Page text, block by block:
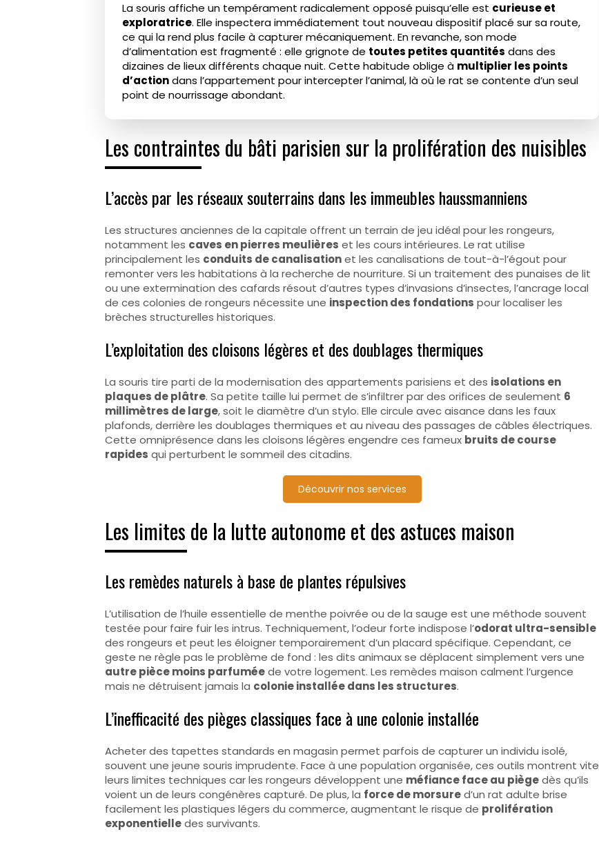
La souris affiche un tempérament radicalement opposé puisqu’elle est curieuse et
exploratrice. Elle inspectera immédiatement tout nouveau dispositif placé sur sa route,
ce qui la rend plus facile à capturer mécaniquement. En revanche, son mode
d’alimentation est fragmenté : elle grignote de toutes petites quantités dans des
dizaines de lieux différents chaque nuit. Cette habitude oblige à multiplier les points
d’actiondans l’appartement pour intercepter l’animal, là où le rat se contente d’un seul
point de nourrissage abondant.
Les contraintes du bâti parisien sur la prolifération des nuisibles
L’accès par les réseaux souterrains dans les immeubles haussmanniens
Les structures anciennes de la capitale offrent un terrain de jeu idéal pour les rongeurs,
notamment les caves en pierres meulières et les cours intérieures. Le rat utilise
principalement les conduits de canalisationet les canalisations de tout-à-l’égout pour
remonter vers les habitations à la recherche de nourriture. Si un traitement des punaises de lit
ou une extermination des cafards résout d’autres types d’invasions d’insectes, l’ancrage local
de ces colonies de rongeurs nécessite une inspection des fondations pour localiser les
brèches structurelles historiques.
L’exploitation des cloisons légères et des doublages thermiques
La souris tire parti de la modernisation des appartements parisiens et des isolations en
plaques de plâtre. Sa petite taille lui permet de s’infiltrer par des orifices de seulement 6
millimètres de large, soit le diamètre d’un stylo. Elle circule avec aisance dans les faux
plafonds, derrière les doublages thermiques et au niveau des passages de câbles électriques.
Cette omniprésence dans les cloisons légères engendre ces fameux bruits de course
rapides qui perturbent le sommeil des citadins.
Découvrir nos services
Les limites de la lutte autonome et des astuces maison
Les remèdes naturels à base de plantes répulsives
L’utilisation de l’huile essentielle de menthe poivrée ou de la sauge est une méthode souvent
testée pour faire fuir les intrus. Techniquement, l’odeur forte indispose l’odorat ultra-sensible
des rongeurs et peut les éloigner temporairement d’un placard spécifique. Cependant, ce
geste ne règle pas le problème de fond : les dits animaux se déplacent simplement vers une
autre pièce moins parfuméede votre logement. Les remèdes maison calment l’urgence
mais ne détruisent jamais la colonie installée dans les structures.
L’inefficacité des pièges classiques face à une colonie installée
Acheter des tapettes standards en magasin permet parfois de capturer un individu isolé,
souvent une jeune souris imprudente. Face à une population organisée, ces outils montrent vite
leurs limites techniques car les rongeurs développent une méfiance face au piègedès qu’ils
voient un de leurs congénères capturé. De plus, la force de morsured’un rat adulte brise
facilement les plastiques légers du commerce, augmentant le risque de prolifération
exponentielledes survivants.